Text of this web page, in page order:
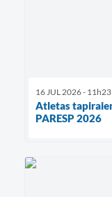
16 JUL 2026 - 11h23
Atletas
PARESP 2026